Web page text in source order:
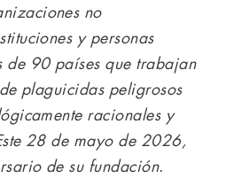
no
y personas
de 90 países que trabajan
plaguicidas peligrosos
racionales y
28 de mayo de 2026,
de su fundación.